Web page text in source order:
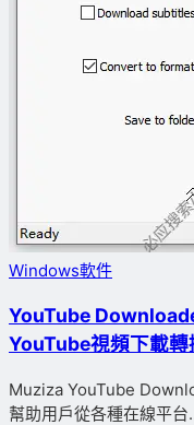
Windows軟件
YouTube
YouTube視頻下載轉
Muziza YouTube
幫助用戶從各種在線平台